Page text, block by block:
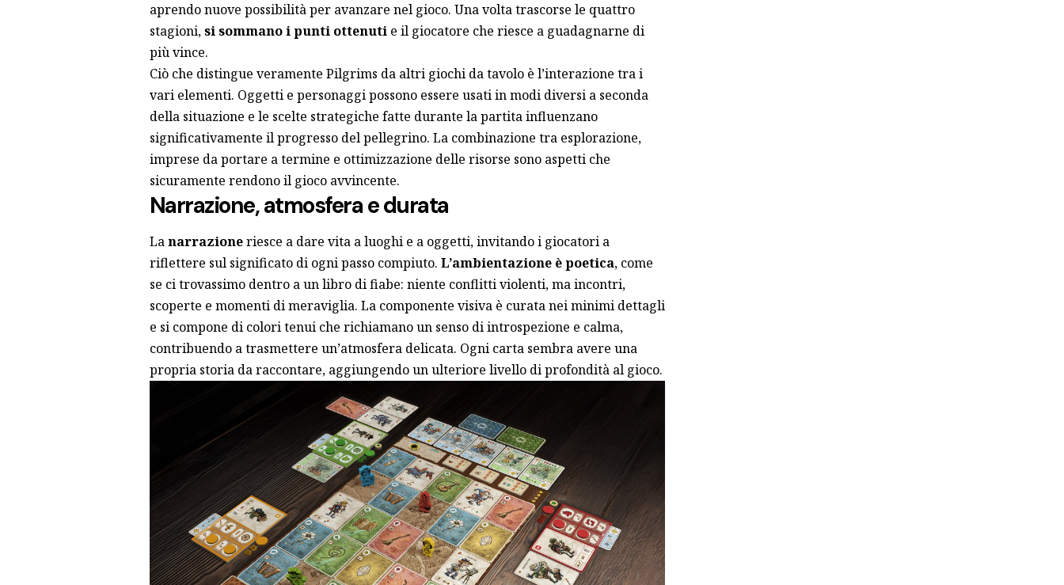
aprendo nuove possibilità per avanzare nel gioco. Una volta trascorse le quattro
stagioni,si sommano i punti ottenutie il giocatore che riesce a guadagnarne di
più vince.
Ciò che distingue veramente Pilgrims da altri giochi da tavolo è l’interazione tra i
vari elementi. Oggetti e personaggi possono essere usati in modi diversi a seconda
della situazione e le scelte strategiche fatte durante la partita influenzano
significativamente il progresso del pellegrino. La combinazione tra esplorazione,
imprese da portare a termine e ottimizzazione delle risorse sono aspetti che
sicuramente rendono il gioco avvincente.
Narrazione, atmosfera e durata
Lanarrazioneriesce a dare vita a luoghi e a oggetti, invitando i giocatori a
riflettere sul significato di ogni passo compiuto. L’ambientazione è poetica, come
se ci trovassimo dentro a un libro di fiabe: niente conflitti violenti, ma incontri,
scoperte e momenti di meraviglia. La componente visiva è curata nei minimi dettagli
e si compone di colori tenui che richiamano un senso di introspezione e calma,
contribuendo a trasmettere un’atmosfera delicata. Ogni carta sembra avere una
propria storia da raccontare, aggiungendo un ulteriore livello di profondità al gioco.